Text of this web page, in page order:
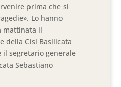
prima che si
Lo hanno
mattinata il
della Cisl Basilicata
il segretario generale
Sebastiano